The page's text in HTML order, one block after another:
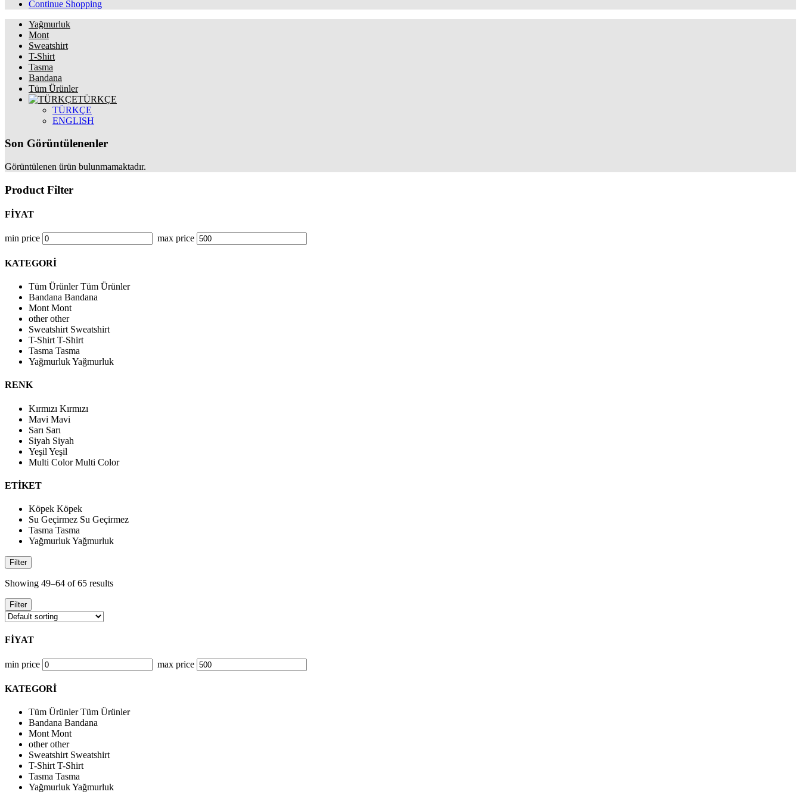
Continue Shopping
Yağmurluk
Mont
Sweatshirt
T-Shirt
Tasma
Bandana
Tüm Ürünler
TÜRKÇE
TÜRKÇE
ENGLISH
Son Görüntülenenler
Görüntülenen ürün bulunmamaktadır.
Product Filter
FİYAT
min price max price
KATEGORİ
Tüm ÜrünlerTüm Ürünler
Bandana Bandana
Mont Mont
otherother
Sweatshirt Sweatshirt
T-Shirt T-Shirt
Tasma Tasma
YağmurlukYağmurluk
RENK
Kırmızı Kırmızı
Mavi Mavi
Sarı Sarı
Siyah Siyah
Yeşil Yeşil
Multi ColorMulti Color
ETİKET
Köpek Köpek
Su Geçirmez Su Geçirmez
Tasma Tasma
YağmurlukYağmurluk
Filter
Showing 49–64 of 65 results
Filter
FİYAT
min price max price
KATEGORİ
Tüm ÜrünlerTüm Ürünler
Bandana Bandana
Mont Mont
otherother
Sweatshirt Sweatshirt
T-Shirt T-Shirt
Tasma Tasma
YağmurlukYağmurluk